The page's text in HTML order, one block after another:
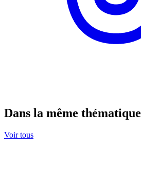
Dans la même thématique
Voir tous